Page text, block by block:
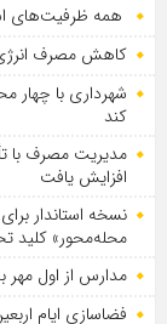
همه ظرفیت‌های
کاهش مصرف
شهرداری با چهار
کند
مدیریت مصرف با
افزایش یافت
نسخه استاندار
محله‌محور» کلید
مدارس از اول
فضاسازی ایام